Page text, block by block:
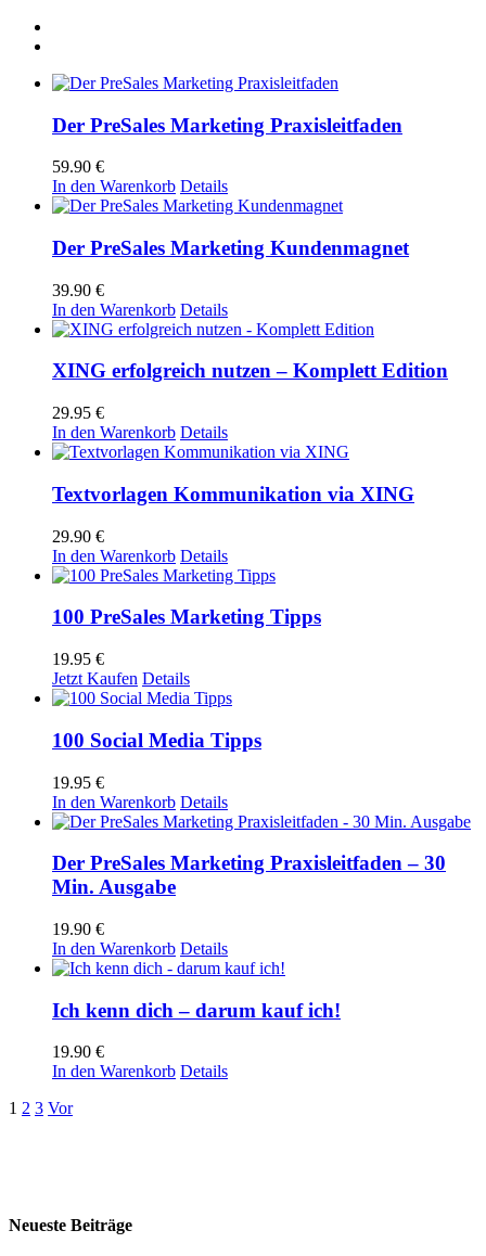
Der PreSales Marketing Praxisleitfaden
59.90 €
In den Warenkorb Details
Der PreSales Marketing Kundenmagnet
39.90 €
In den Warenkorb Details
XING erfolgreich nutzen – Komplett Edition
29.95 €
In den Warenkorb Details
Textvorlagen Kommunikation via XING
29.90 €
In den Warenkorb Details
100 PreSales Marketing Tipps
19.95 €
Jetzt Kaufen Details
100 Social Media Tipps
19.95 €
In den Warenkorb Details
Der PreSales Marketing Praxisleitfaden – 30
Min. Ausgabe
19.90 €
In den Warenkorb Details
Ich kenn dich – darum kauf ich!
19.90 €
In den Warenkorb Details
1 2 3 Vor
Neueste Beiträge